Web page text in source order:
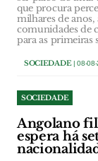
que procura
milhares de anos,
comunidades de
para as primeiras
SOCIEDADE| 08-08-
SOCIEDADE
Angolano
espera há